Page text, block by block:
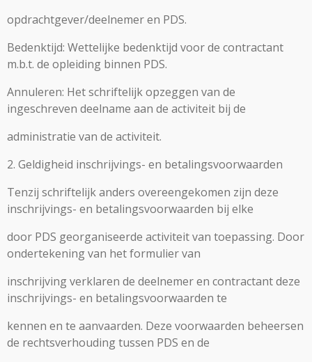
opdrachtgever/deelnemer en PDS.
Bedenktijd: Wettelijke bedenktijd voor de contractant
m.b.t. de opleiding binnen PDS.
Annuleren: Het schriftelijk opzeggen van de
ingeschreven deelname aan de activiteit bij de
administratie van de activiteit.
2. Geldigheid inschrijvings- en betalingsvoorwaarden
Tenzij schriftelijk anders overeengekomen zijn deze
inschrijvings- en betalingsvoorwaarden bij elke
door PDS georganiseerde activiteit van toepassing. Door
ondertekening van het formulier van
inschrijving verklaren de deelnemer en contractant deze
inschrijvings- en betalingsvoorwaarden te
kennen en te aanvaarden. Deze voorwaarden beheersen
de rechtsverhouding tussen PDS en de